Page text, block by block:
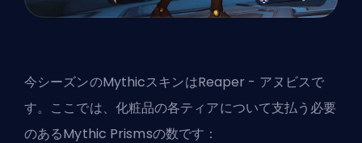
今シーズンのMythicスキンはReaper - アヌビスで
す。ここでは、化粧品の各ティアについて支払う必要
のあるMythic Prismsの数です：